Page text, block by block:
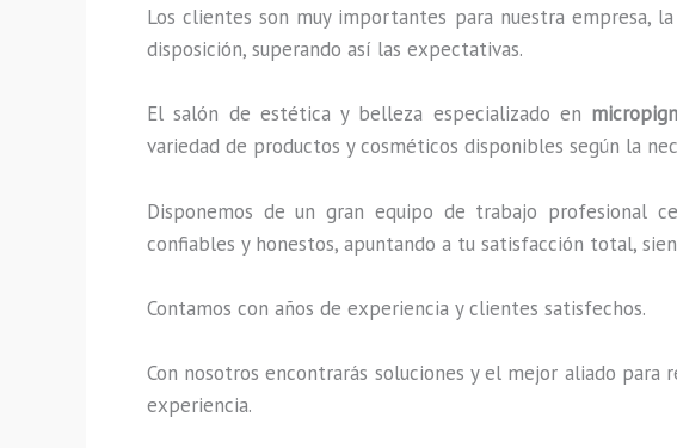
Los clientes son muy importantes para nuestra empresa,
disposición, superando así las expectativas.
El salón de estética y belleza especializado en
variedad de productos y cosméticos disponibles según la
Disponemos de un gran equipo de trabajo profesional
confiables y honestos, apuntando a tu satisfacción total,
Contamos con años de experiencia y clientes satisfechos.
Con nosotros encontrarás soluciones y el mejor aliado para
experiencia.